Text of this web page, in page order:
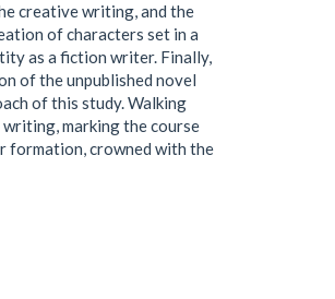
creative writing, and the
of characters set in a
as a fiction writer. Finally,
of the unpublished novel
of this study. Walking
marking the course
formation, crowned with the